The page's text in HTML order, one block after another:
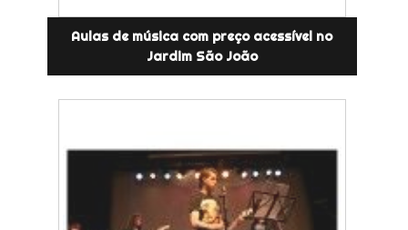
Aulas de música com preço acessível no
Jardim São João